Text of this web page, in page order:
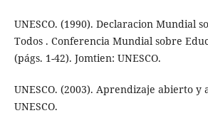
UNESCO. (1990). Declaracion Mundial
Todos . Conferencia Mundial sobre
(págs. 1-42). Jomtien: UNESCO.
UNESCO. (2003). Aprendizaje abierto y
UNESCO.